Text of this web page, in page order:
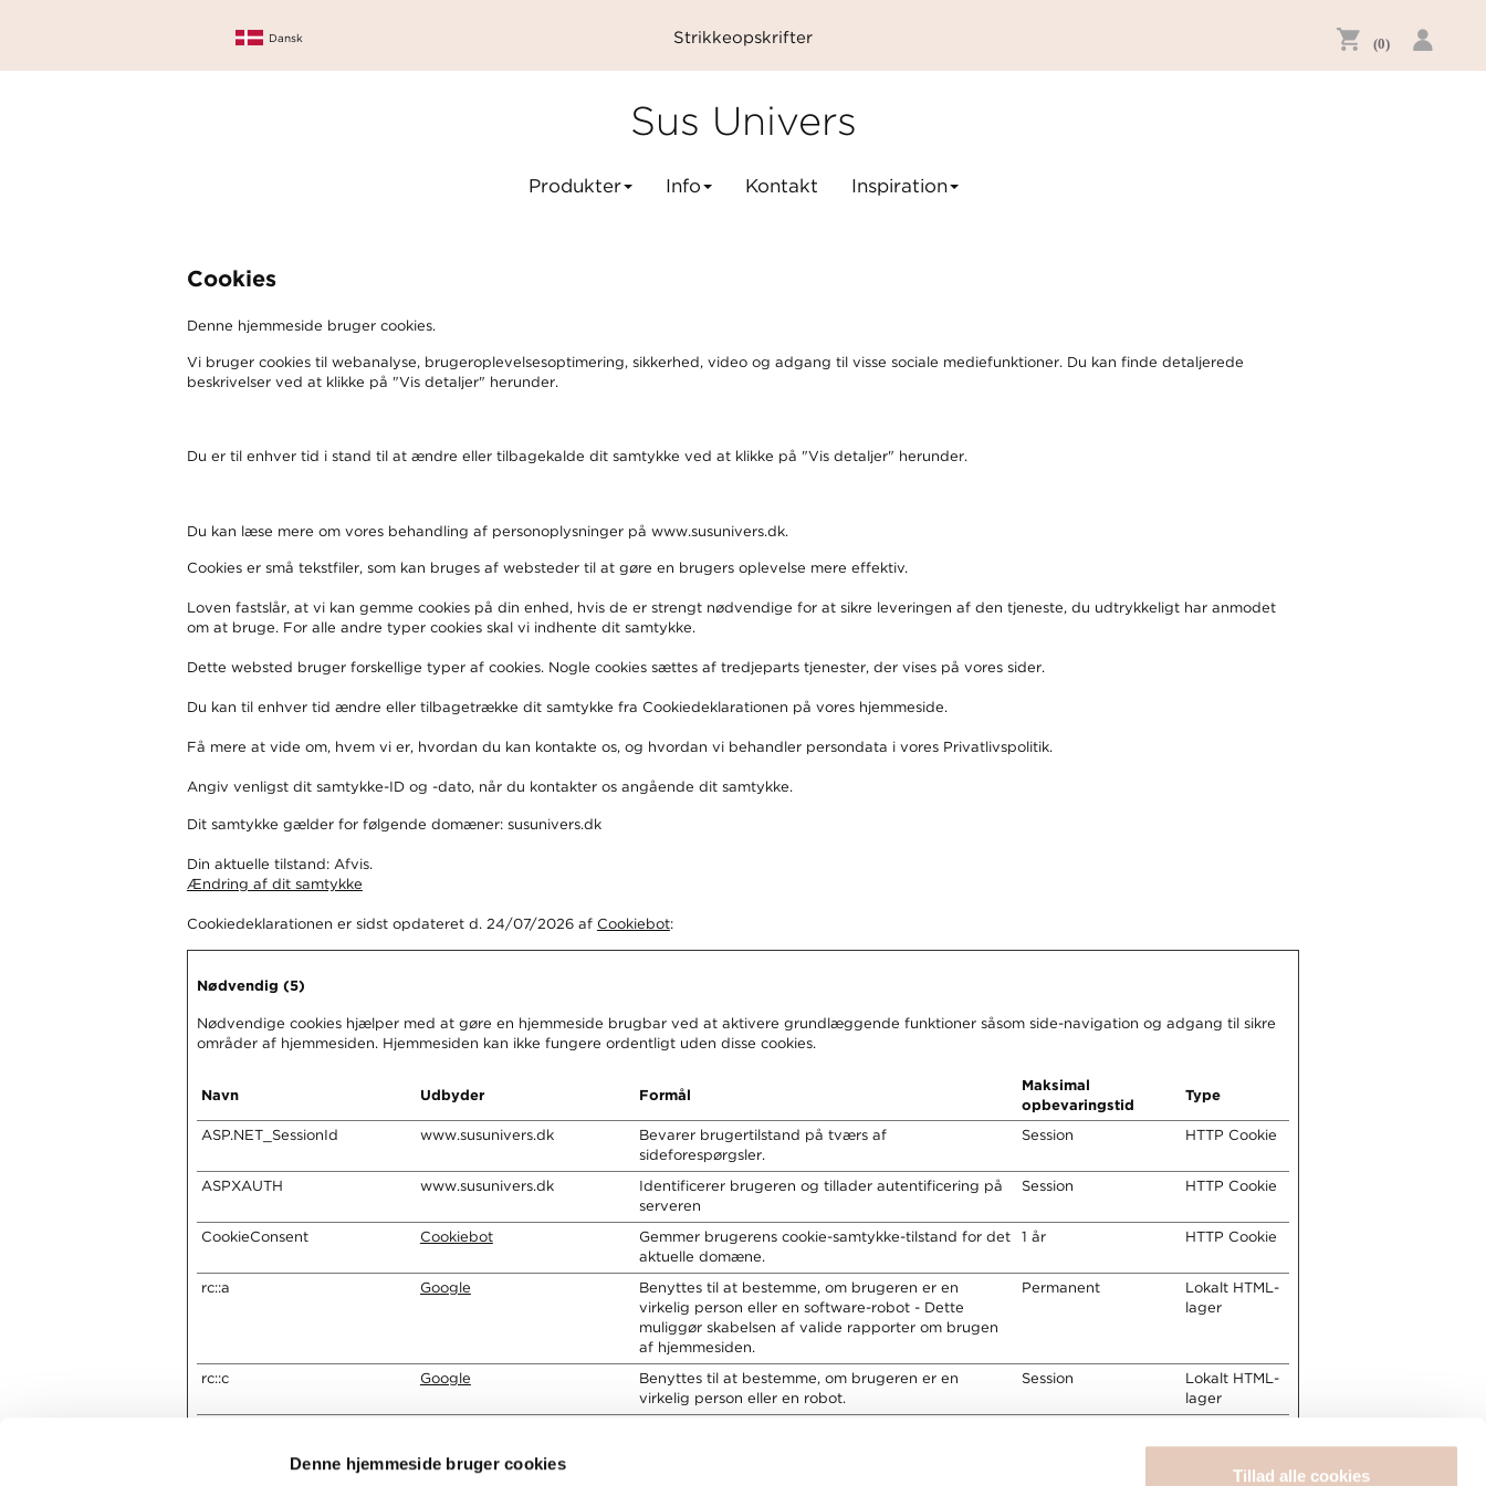
Denne hjemmeside bruger cookies
Tillad alle cookies
Dansk Strikkeopskrifter (0)
Sus Univers
Produkter Info Kontakt Inspiration
Cookies
Denne hjemmeside bruger cookies.
Vi bruger cookies til webanalyse, brugeroplevelsesoptimering, sikkerhed, video og adgang til visse sociale mediefunktioner. Du kan finde detaljerede
beskrivelser ved at klikke på "Vis detaljer" herunder.
Du er til enhver tid i stand til at ændre eller tilbagekalde dit samtykke ved at klikke på "Vis detaljer" herunder.
Du kan læse mere om vores behandling af personoplysninger på www.susunivers.dk.
Cookies er små tekstfiler, som kan bruges af websteder til at gøre en brugers oplevelse mere effektiv.
Loven fastslår, at vi kan gemme cookies på din enhed, hvis de er strengt nødvendige for at sikre leveringen af den tjeneste, du udtrykkeligt har anmodet
om at bruge. For alle andre typer cookies skal vi indhente dit samtykke.
Dette websted bruger forskellige typer af cookies. Nogle cookies sættes af tredjeparts tjenester, der vises på vores sider.
Du kan til enhver tid ændre eller tilbagetrække dit samtykke fra Cookiedeklarationen på vores hjemmeside.
Få mere at vide om, hvem vi er, hvordan du kan kontakte os, og hvordan vi behandler persondata i vores Privatlivspolitik.
Angiv venligst dit samtykke-ID og -dato, når du kontakter os angående dit samtykke.
Dit samtykke gælder for følgende domæner: susunivers.dk
Din aktuelle tilstand: Afvis.
Ændring af dit samtykke
Cookiedeklarationen er sidst opdateret d. 24/07/2026 af Cookiebot:
Nødvendig (5)
Nødvendige cookies hjælper med at gøre en hjemmeside brugbar ved at aktivere grundlæggende funktioner såsom side-navigation og adgang til sikre
områder af hjemmesiden. Hjemmesiden kan ikke fungere ordentligt uden disse cookies.
Navn Udbyder Formål
Maksimal
opbevaringstid
Type
ASP.NET_SessionId www.susunivers.dk
Bevarer brugertilstand på tværs af
sideforespørgsler.
Session HTTP Cookie
ASPXAUTH www.susunivers.dk
Identificerer brugeren og tillader autentificering på
serveren
Session HTTP Cookie
CookieConsent Cookiebot
Gemmer brugerens cookie-samtykke-tilstand for det
aktuelle domæne.
1 år HTTP Cookie
rc::a Google
Benyttes til at bestemme, om brugeren er en
virkelig person eller en software-robot - Dette
muliggør skabelsen af valide rapporter om brugen
af hjemmesiden.
Permanent
Lokalt HTML-
lager
rc::c Google
Benyttes til at bestemme, om brugeren er en
virkelig person eller en robot.
Session
Lokalt HTML-
lager